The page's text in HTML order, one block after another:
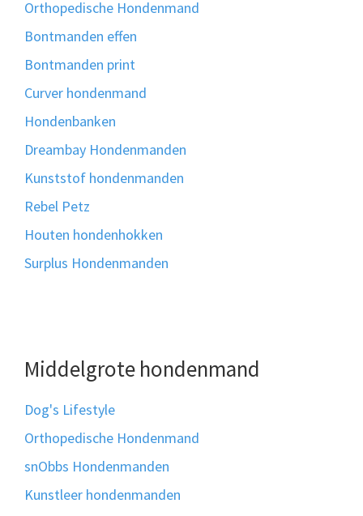
Orthopedische Hondenmand
Bontmanden effen
Bontmanden print
Curver hondenmand
Hondenbanken
Dreambay Hondenmanden
Kunststof hondenmanden
Rebel Petz
Houten hondenhokken
Surplus Hondenmanden
Middelgrote hondenmand
Dog's Lifestyle
Orthopedische Hondenmand
snObbs Hondenmanden
Kunstleer hondenmanden